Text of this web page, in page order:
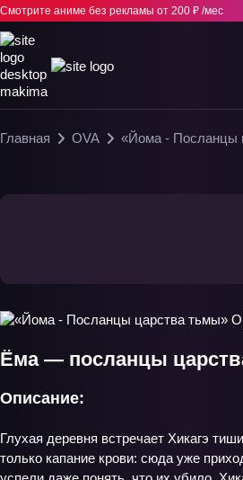
Смотрите аниме без рекламы от 200 ₽ /мес
Главная OVA «Йома - Посланцы
Ёма — посланцы
Описание:
Глухая деревня встречает Хикагэ
только капание крови: сюда уже